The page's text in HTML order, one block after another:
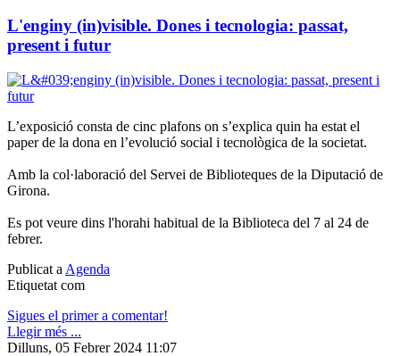
L'enginy (in)visible. Dones i tecnologia: passat,
present i futur
L’exposició consta de cinc plafons on s’explica quin ha estat el
paper de la dona en l’evolució social i tecnològica de la societat.
Amb la col·laboració del Servei de Biblioteques de la Diputació de
Girona.
Es pot veure dins l'horahi habitual de la Biblioteca del 7 al 24 de
febrer.
Publicat a Agenda
Etiquetat com
Sigues el primer a comentar!
Llegir més ...
Dilluns, 05 Febrer 2024 11:07